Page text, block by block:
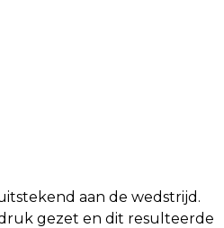
aan de wedstrijd.
gezet en dit resulteerde